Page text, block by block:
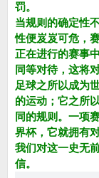
罚。
当规则的确定性
性便岌岌可危，
正在进行的赛事
同等对待，这将
足球之所以成为
的运动；它之所
同的规则。一项
界杯，它就拥有
我们对这一史无
信。